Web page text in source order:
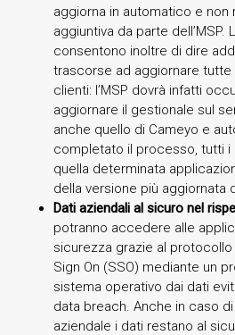
aggiorna in automatico e non
aggiuntiva da parte dell’MSP.
consentono inoltre di dire
trascorse ad aggiornare
clienti: l’MSP dovrà infatti
aggiornare il gestionale sul
anche quello di Cameyo e
completato il processo, tutti
quella determinata
della versione più aggiornata
Dati aziendali al sicuro nel
potranno accedere alle
sicurezza grazie al
Sign On (SSO) mediante un
sistema operativo dai dati
data breach. Anche in caso
aziendale i dati restano al